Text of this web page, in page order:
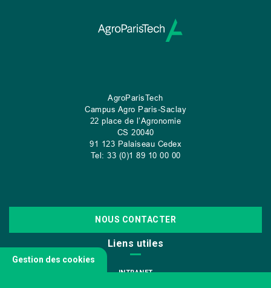
AgroParisTech
Campus Agro Paris-Saclay
22 place de l’Agronomie
CS 20040
91 123 Palaiseau Cedex
Tel: 33 (0)1 89 10 00 00
NOUS CONTACTER
Liens utiles
INTRANET
Gestion des cookies